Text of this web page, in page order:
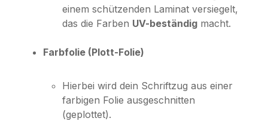
einem schützenden Laminat versiegelt,
das die Farben UV-beständig macht.
Farbfolie (Plott-Folie)
Hierbei wird dein Schriftzug aus einer
farbigen Folie ausgeschnitten
(geplottet).